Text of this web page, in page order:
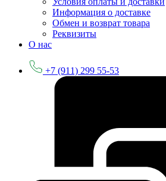
Информация о доставке
Обмен и возврат товара
Реквизиты
О нас
+7 (911) 299 55-53